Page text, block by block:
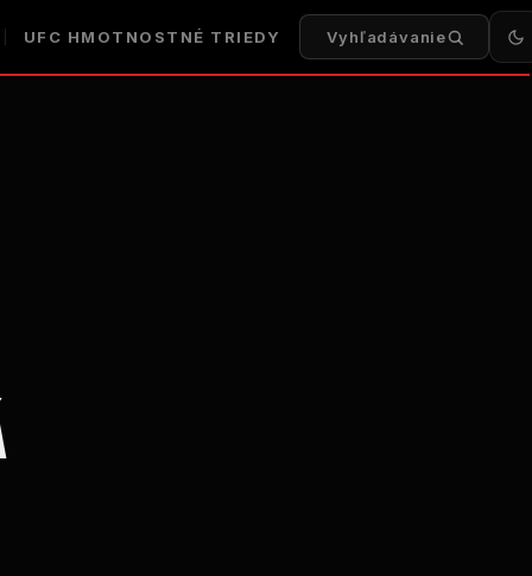
UFC HMOTNOSTNÉ TRIEDY Vyhľadávanie